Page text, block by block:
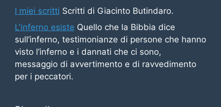
I miei scritti Scritti di Giacinto Butindaro.
L'inferno esiste Quello che la Bibbia dice
sull’inferno, testimonianze di persone che hanno
visto l’inferno e i dannati che ci sono,
messaggio di avvertimento e di ravvedimento
per i peccatori.